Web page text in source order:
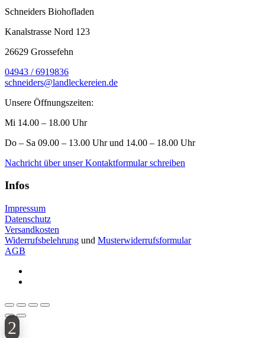
Schneiders Biohofladen
Kanalstrasse Nord 123
26629 Grossefehn
04943 / 6919836
schneiders@landleckereien.de
Unsere Öffnungszeiten:
Mi 14.00 – 18.00 Uhr
Do – Sa 09.00 – 13.00 Uhr und 14.00 – 18.00 Uhr
Nachricht über unser Kontaktformular schreiben
Infos
Impressum
Datenschutz
Versandkosten
Widerrufsbelehrung und Musterwiderrufsformular
AGB